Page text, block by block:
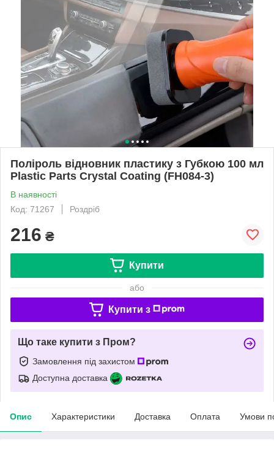
Поліроль відновник пластику з Губкою 100 мл
Plastic Parts Crystal Coating (FH084-3)
В наявності
Код: 71267
Роздріб
216 ₴
Купити
або
Купити з
Що таке купити з Пром?
Замовлення під захистом
Доступна доставка
Опис Характеристики Доставка Оплата Умови